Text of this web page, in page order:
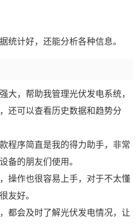
统计好，还能分析各种信息。
大，帮助我管理光伏发电系统，
还可以查看历史数据和趋势分
程序简直是我的得力助手，非常
备的朋友们使用。
操作也很容易上手，对于不太懂
友好。
都会及时了解光伏发电情况，让